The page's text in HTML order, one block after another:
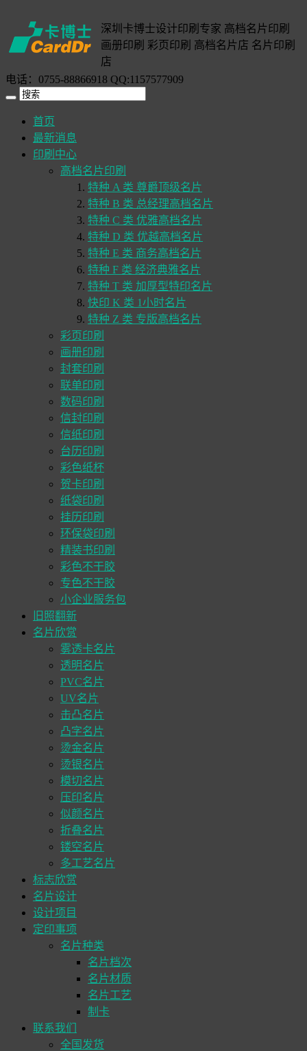
深圳卡博士设计印刷专家 高档名片印刷
画册印刷 彩页印刷 高档名片店 名片印刷
店
电话：0755-88866918 QQ:1157577909
首页
最新消息
印刷中心
高档名片印刷
特种 A 类 尊爵顶级名片
特种 B 类 总经理高档名片
特种 C 类 优雅高档名片
特种 D 类 优越高档名片
特种 E 类 商务高档名片
特种 F 类 经济典雅名片
特种 T 类 加厚型特印名片
快印 K 类 1小时名片
特种 Z 类 专版高档名片
彩页印刷
画册印刷
封套印刷
联单印刷
数码印刷
信封印刷
信纸印刷
台历印刷
彩色纸杯
贺卡印刷
纸袋印刷
挂历印刷
环保袋印刷
精装书印刷
彩色不干胶
专色不干胶
小企业服务包
旧照翻新
名片欣赏
雾透卡名片
透明名片
PVC名片
UV名片
击凸名片
凸字名片
烫金名片
烫银名片
模切名片
压印名片
似颜名片
折叠名片
镂空名片
多工艺名片
标志欣赏
名片设计
设计项目
定印事项
名片种类
名片档次
名片材质
名片工艺
制卡
联系我们
全国发货